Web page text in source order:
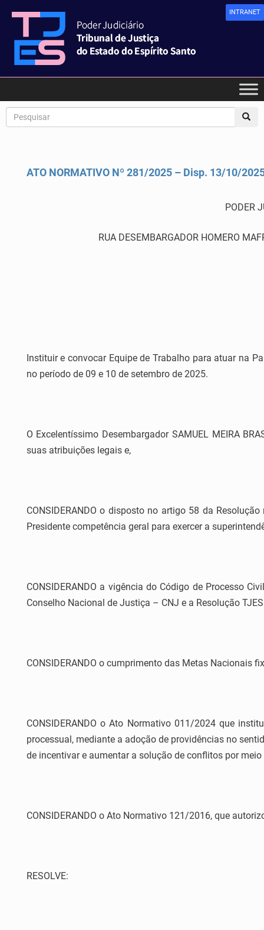
INTRANET
ATO NORMATIVO Nº 281/2025 – Disp. 13/10/
PODER
RUA DESEMBARGADOR HOMERO
Instituir e convocar Equipe de Trabalho para atuar na
no período de 09 e 10 de setembro de 2025.
O Excelentíssimo Desembargador SAMUEL MEIRA
suas atribuições legais e,
CONSIDERANDO o disposto no artigo 58 da
Presidente competência geral para exercer a
CONSIDERANDO a vigência do Código de Processo
Conselho Nacional de Justiça – CNJ e a Resolução
CONSIDERANDO o cumprimento das Metas Nacionais
CONSIDERANDO o Ato Normativo 011/2024 que
processual, mediante a adoção de providências no
de incentivar e aumentar a solução de conflitos por
CONSIDERANDO o Ato Normativo 121/2016, que
RESOLVE: